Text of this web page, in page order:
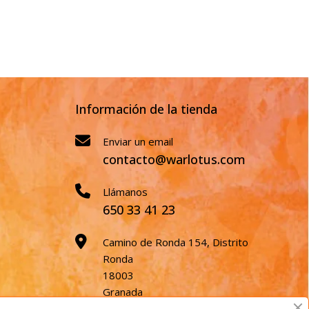
Información de la tienda
Enviar un email
contacto@warlotus.com
Llámanos
650 33 41 23
Camino de Ronda 154, Distrito
Ronda
18003
Granada